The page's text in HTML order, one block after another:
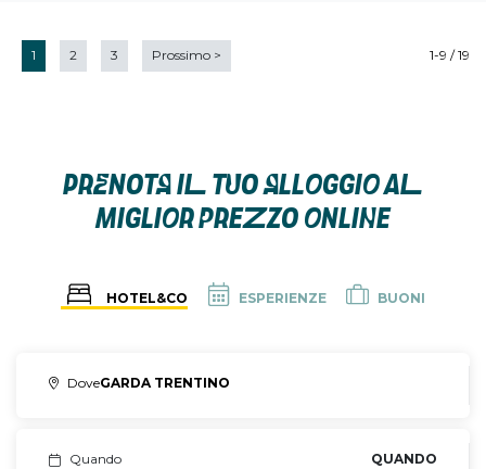
1-9 / 19
1 2 3 Prossimo >
PRENOTA IL TUO ALLOGGIO AL
MIGLIOR PREZZO ONLINE
HOTEL&CO ESPERIENZE BUONI
DoveGARDA TRENTINO
Quando QUANDO